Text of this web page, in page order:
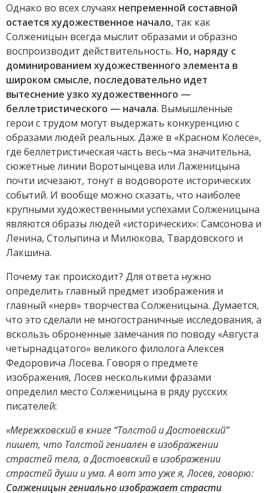
Однако во всех случаях непременной составной
остается художественное начало, так как
Солженицын всегда мыслит образами и образно
воспроизводит действительность. Но, наряду с
доминированием художественного элемента в
широком смысле, последовательно идет
вытеснение узко художественного —
беллетристического — начала. Вымышленные
герои с трудом могут выдержать конкуренцию с
образами людей реальных. Даже в «Красном Колесе»,
где беллетристическая часть весь¬ма значительна,
сюжетные линии Воротынцева или Лаженицына
почти исчезают, тонут в водовороте исторических
событий. И вообще можно сказать, что наиболее
крупными художественными успехами Солженицына
являются образы людей «исторических»: Самсонова и
Ленина, Столыпина и Милюкова, Твардовского и
Лакшина.
Почему так происходит? Для ответа нужно
определить главный предмет изображения и
главный «нерв» творчества Солженицына. Думается,
что это сделали не многостраничные исследования, а
вскользь оброненные замечания по поводу «Августа
четырнадцатого» великого филолога Алексея
Федоровича Лосева. Говоря о предмете
изображения, Лосев несколькими фразами
определил место Солженицына в ряду русских
писателей:
«Мережковский в книге “Толстой и Достоевский”
пишет, что Толстой гениален в изображении
страстей тела, а Достоевский в изображении
страстей души и ума. А вот это уже я, Лосев, говорю:
Солженицын гениально изображает страсти